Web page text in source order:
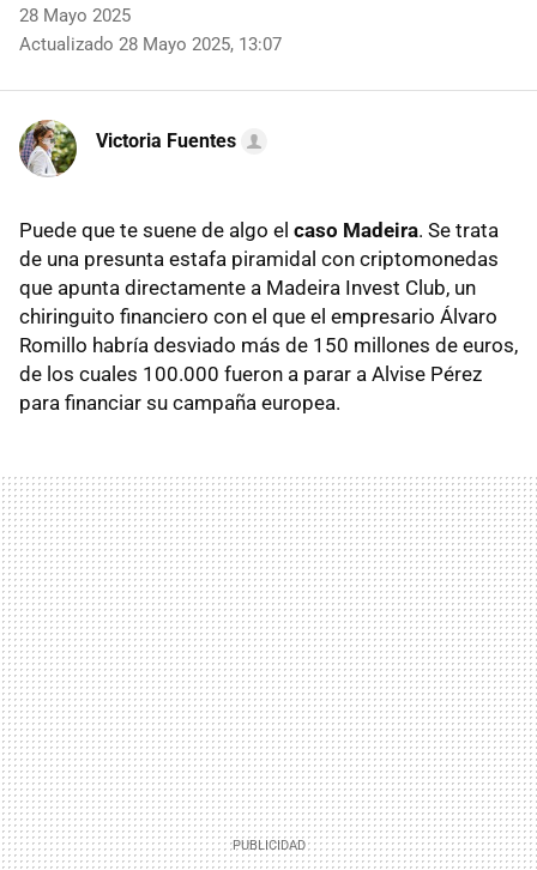
28 Mayo 2025
Actualizado 28 Mayo 2025, 13:07
Victoria Fuentes
Puede que te suene de algo el caso Madeira. Se trata
de una presunta estafa piramidal con criptomonedas
que apunta directamente a Madeira Invest Club, un
chiringuito financiero con el que el empresario Álvaro
Romillo habría desviado más de 150 millones de euros,
de los cuales 100.000 fueron a parar a Alvise Pérez
para financiar su campaña europea.